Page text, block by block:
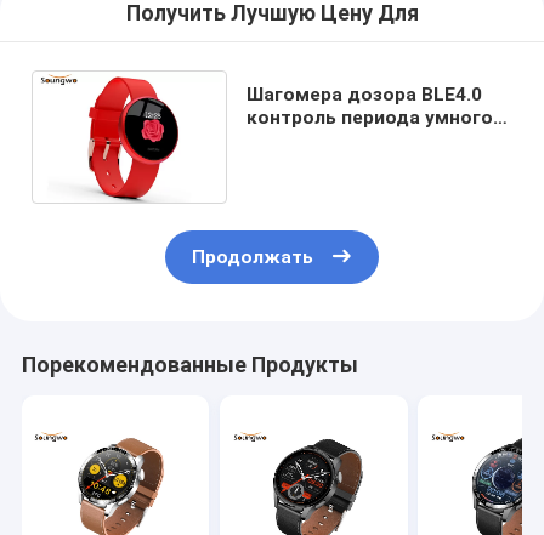
Получить Лучшую Цену Для
Шагомера дозора BLE4.0
контроль периода умного
Продолжать
Порекомендованные Продукты